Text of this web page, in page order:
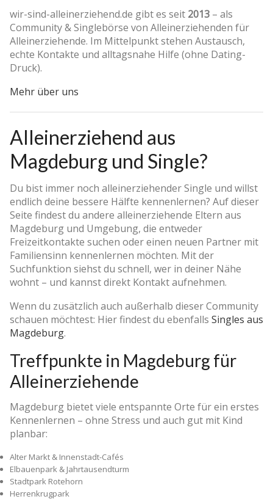
wir-sind-alleinerziehend.de gibt es seit 2013 – als
Community & Singlebörse von Alleinerziehenden für
Alleinerziehende. Im Mittelpunkt stehen Austausch,
echte Kontakte und alltagsnahe Hilfe (ohne Dating-
Druck).
Mehr über uns
Alleinerziehend aus
Magdeburg und Single?
Du bist immer noch alleinerziehender Single und willst
endlich deine bessere Hälfte kennenlernen? Auf dieser
Seite findest du andere alleinerziehende Eltern aus
Magdeburg und Umgebung, die entweder
Freizeitkontakte suchen oder einen neuen Partner mit
Familiensinn kennenlernen möchten. Mit der
Suchfunktion siehst du schnell, wer in deiner Nähe
wohnt – und kannst direkt Kontakt aufnehmen.
Wenn du zusätzlich auch außerhalb dieser Community
schauen möchtest: Hier findest du ebenfalls Singles aus
Magdeburg.
Treffpunkte in Magdeburg für
Alleinerziehende
Magdeburg bietet viele entspannte Orte für ein erstes
Kennenlernen – ohne Stress und auch gut mit Kind
planbar:
Alter Markt & Innenstadt-Cafés
Elbauenpark & Jahrtausendturm
Stadtpark Rotehorn
Herrenkrugpark